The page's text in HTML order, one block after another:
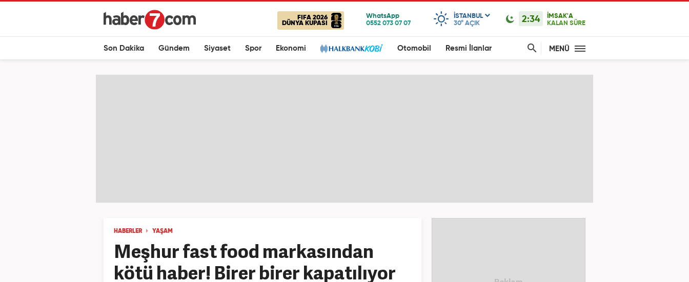
FIFA 2026
DÜNYA KUPASI
ISTANBUL
30° AÇIK 2:34
İMSAK'A
KALAN SÜRE
Son Dakika Gündem Siyaset Spor Ekonomi Otomobil Resmi İlanlar MENÜ
HABERLER YAŞAM
Meşhur fast food markasından
kötü haber! Birer birer kapatılıyor